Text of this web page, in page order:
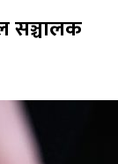
सञ्चालक